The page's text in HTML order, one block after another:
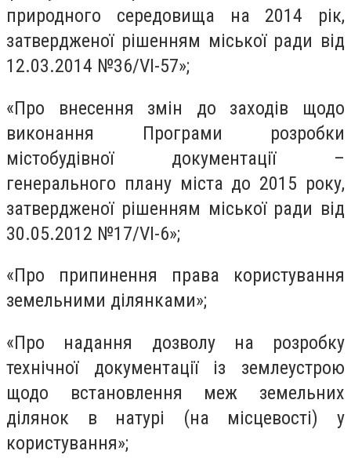
природного середовища на 2014 рік,
затвердженої рішенням міської ради від
12.03.2014 №36/VI-57»;
«Про внесення змін до заходів щодо
виконання Програми розробки
містобудівної документації –
генерального плану міста до 2015 року,
затвердженої рішенням міської ради від
30.05.2012 №17/VI-6»;
«Про припинення права користування
земельними ділянками»;
«Про надання дозволу на розробку
технічної документації із землеустрою
щодо встановлення меж земельних
ділянок в натурі (на місцевості) у
користування»;